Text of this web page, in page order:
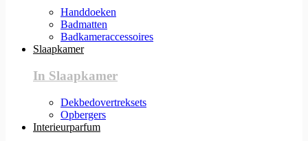
Handdoeken
Badmatten
Badkameraccessoires
Slaapkamer
In Slaapkamer
Dekbedovertreksets
Opbergers
Interieurparfum